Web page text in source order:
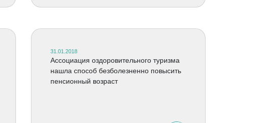
31.01.2018
Ассоциация оздоровительного туризма
нашла способ безболезненно повысить
пенсионный возраст